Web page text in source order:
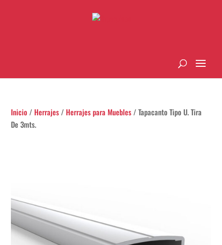
Inicio / Herrajes / Herrajes para Muebles / Tapacanto Tipo U. Tira
De 3mts.